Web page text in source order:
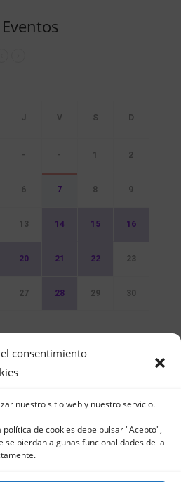
consentimiento
nuestro sitio web y nuestro servicio.
de cookies debe pulsar "Acepto",
pierdan algunas funcionalidades de la
- - 1 2
6 7 8 9
13 14 15 16
20 21 22 23
27 28 29 30
- Muelle Norte s/n |